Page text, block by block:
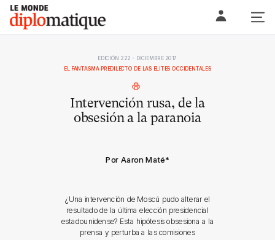
Skip
content
Le monde diplomatique
EDICIÓN 222 - DICIEMBRE 2017
EL FANTASMA PREDILECTO DE LAS ELITES OCCIDENTALES
Intervención rusa, de la
obsesión a la paranoia
Por Aaron Maté*
¿Una intervención de Moscú pudo alterar el
resultado de la última elección presidencial
estadounidense? Esta hipótesis obsesiona a la
prensa y perturba a las comisiones